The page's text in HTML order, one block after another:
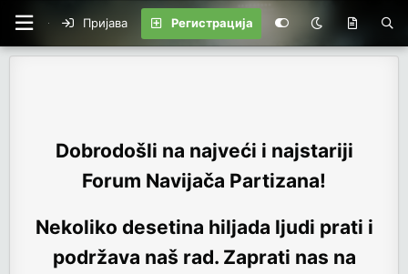
Пријава Регистрација
Dobrodošli na najveći i najstariji
Forum Navijača Partizana!
Nekoliko desetina hiljada ljudi prati i
podržava naš rad. Zaprati nas na